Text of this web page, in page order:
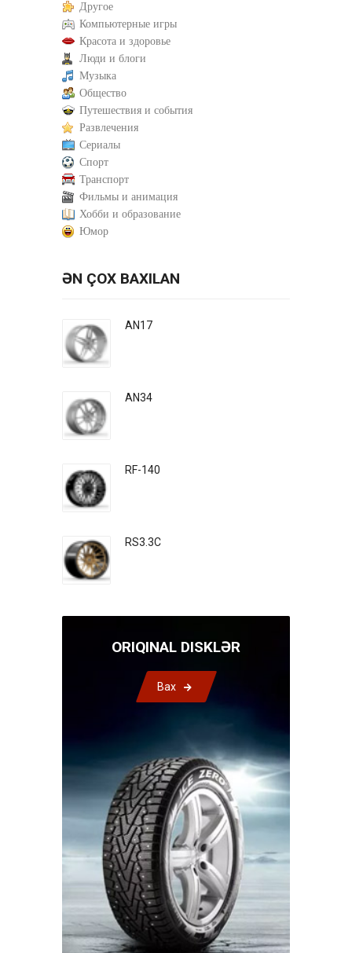
Другое
Компьютерные игры
Красота и здоровье
Люди и блоги
Музыка
Общество
Путешествия и события
Развлечения
Сериалы
Спорт
Транспорт
Фильмы и анимация
Хобби и образование
Юмор
ƏN ÇOX BAXILAN
AN17
AN34
RF-140
RS3.3C
ORIQINAL DISKLƏR
Bax